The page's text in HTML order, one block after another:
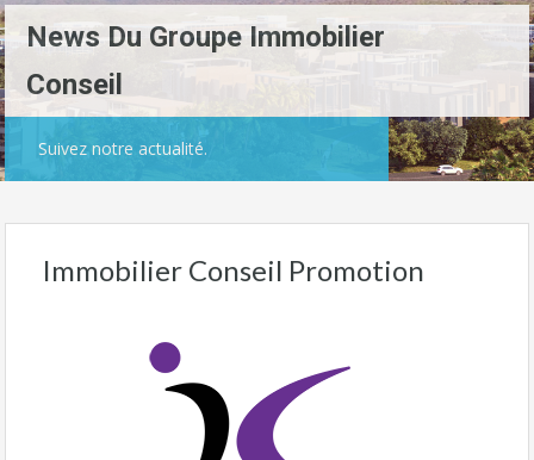
News Du Groupe Immobilier
Conseil
Suivez notre actualité.
Immobilier Conseil Promotion